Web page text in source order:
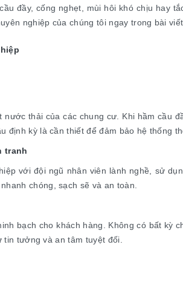
đầy, cống nghẹt, mùi hôi khó chịu hay
nghiệp của chúng tôi ngay trong bài viết
thải của các chung cư. Khi hầm cầu
định kỳ là cần thiết để đảm bảo hệ thống
tranh
với đội ngũ nhân viên lành nghề, sử
chóng, sạch sẽ và an toàn.
bạch cho khách hàng. Không có bất kỳ
tưởng và an tâm tuyệt đối.